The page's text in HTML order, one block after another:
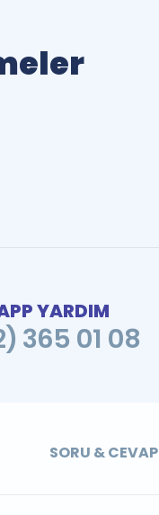
YARDIM
365 01 08
SORU & CEVAP